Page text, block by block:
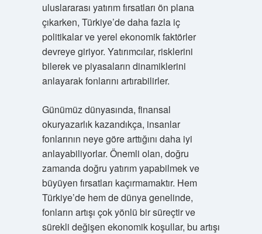
uluslararası yatırım fırsatları ön plana
çıkarken, Türkiye’de daha fazla iç
politikalar ve yerel ekonomik faktörler
devreye giriyor. Yatırımcılar, risklerini
bilerek ve piyasaların dinamiklerini
anlayarak fonlarını artırabilirler.
Günümüz dünyasında, finansal
okuryazarlık kazandıkça, insanlar
fonlarının neye göre arttığını daha iyi
anlayabiliyorlar. Önemli olan, doğru
zamanda doğru yatırım yapabilmek ve
büyüyen fırsatları kaçırmamaktır. Hem
Türkiye’de hem de dünya genelinde,
fonların artışı çok yönlü bir süreçtir ve
sürekli değişen ekonomik koşullar, bu artışı